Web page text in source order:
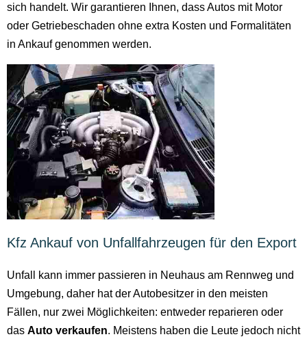
sich handelt. Wir garantieren Ihnen, dass Autos mit Motor
oder Getriebeschaden ohne extra Kosten und Formalitäten
in Ankauf genommen werden.
Kfz Ankauf von Unfallfahrzeugen für den Export
Unfall kann immer passieren in Neuhaus am Rennweg und
Umgebung, daher hat der Autobesitzer in den meisten
Fällen, nur zwei Möglichkeiten: entweder reparieren oder
das Auto verkaufen. Meistens haben die Leute jedoch nicht